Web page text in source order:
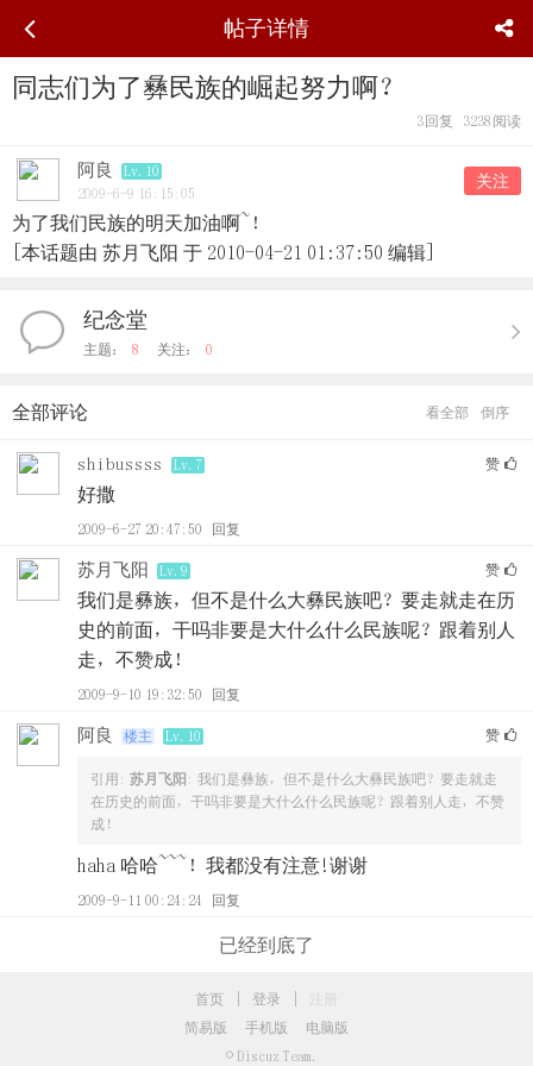
帖子详情
同志们为了彝民族的崛起努力啊？
3 回复 3238 阅读
阿良
Lv.10
2009-6-9 16:15:05
关注
为了我们民族的明天加油啊~！
[本话题由 苏月飞阳 于 2010-04-21 01:37:50 编辑]
纪念堂
主题： 8 关注： 0
全部评论 倒序
看全部
shibussss Lv.7 赞
好撒
2009-6-27 20:47:50 回复
苏月飞阳 Lv.9 赞
我们是彝族，但不是什么大彝民族吧？要走就走在历
史的前面，干吗非要是大什么什么民族呢？跟着别人
走，不赞成！
2009-9-10 19:32:50 回复
阿良 楼主 Lv.10 赞
引用: 苏月飞阳 : 我们是彝族，但不是什么大彝民族吧？要走就走
在历史的前面，干吗非要是大什么什么民族呢？跟着别人走，不赞
成！
haha 哈哈~~~！我都没有注意!谢谢
2009-9-11 00:24:24 回复
已经到底了
首页 登录
简易版
手机版
电脑版
© Discuz Team.